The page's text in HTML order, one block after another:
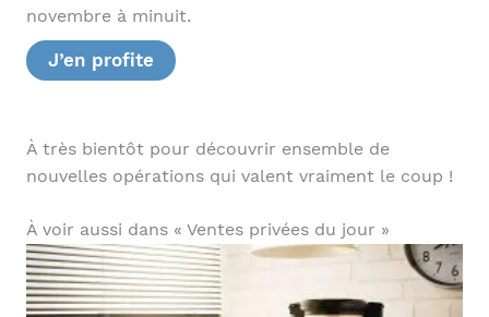
novembre à minuit.
J’en profite
À très bientôt pour découvrir ensemble de
nouvelles opérations qui valent vraiment le coup !
À voir aussi dans « Ventes privées du jour »